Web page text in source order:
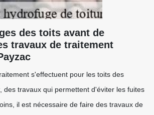
des toits avant de
travaux de traitement
s'effectuent pour les toits des
des travaux qui permettent d'éviter les fuites
il est nécessaire de faire des travaux de